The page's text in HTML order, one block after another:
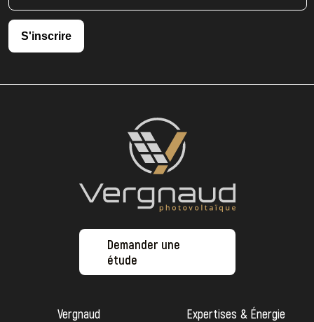
S'inscrire
Demander une
étude
Vergnaud Expertises & Énergie